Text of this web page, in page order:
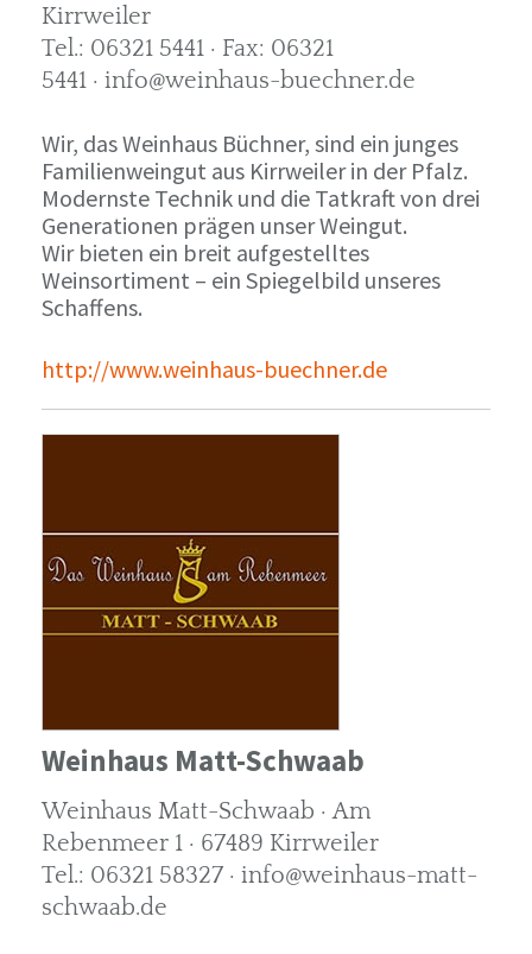
Kirrweiler
Tel.: 06321 5441 · Fax: 06321
5441 · info@weinhaus-buechner.de
Wir, das Weinhaus Büchner, sind ein junges
Familienweingut aus Kirrweiler in der Pfalz.
Modernste Technik und die Tatkraft von drei
Generationen prägen unser Weingut.
Wir bieten ein breit aufgestelltes
Weinsortiment – ein Spiegelbild unseres
Schaffens.
http://www.weinhaus-buechner.de
Weinhaus Matt-Schwaab
Weinhaus Matt-Schwaab · Am
Rebenmeer 1 · 67489 Kirrweiler
Tel.: 06321 58327 · info@weinhaus-matt-
schwaab.de